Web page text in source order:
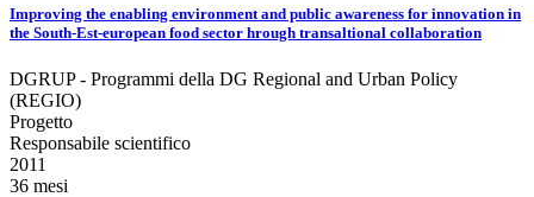
Improving the enabling environment and public awareness for innovation in
the South-Est-european food sector hrough transaltional collaboration
DGRUP - Programmi della DG Regional and Urban Policy
(REGIO)
Progetto
Responsabile scientifico
2011
36 mesi